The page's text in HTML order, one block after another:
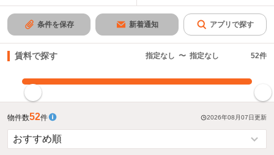
条件を保存 新着通知 アプリで探す
賃料で探す 指定なし 〜 指定なし 52件
物件数52件 2026年08月07日更新